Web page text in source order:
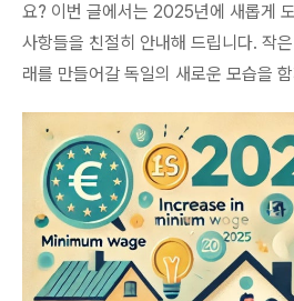
요? 이번 글에서는 2025년에 새롭게
사항들을 친절히 안내해 드립니다. 작
래를 만들어갈 독일의 새로운 모습을